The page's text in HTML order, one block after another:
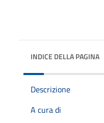
INDICE DELLA PAGINA
Descrizione
A cura di